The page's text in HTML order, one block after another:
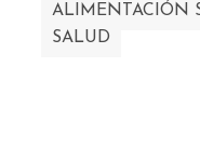
ALIMENTACIÓN
SALUD